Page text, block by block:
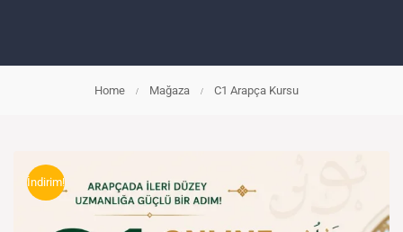
Home Mağaza C1 Arapça Kursu
İndirim!